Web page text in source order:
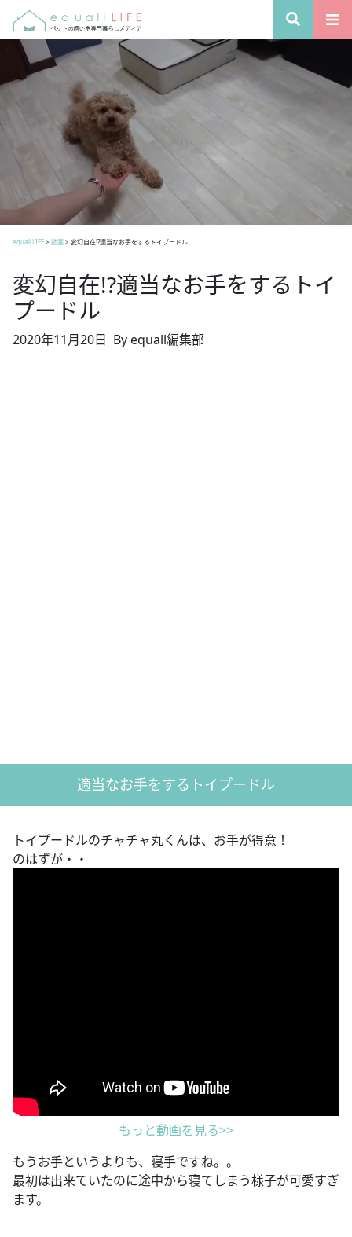
equall LIFE> 動画> 変幻自在!?適当なお手をするトイプードル
変幻自在!?適当なお手をするトイ
プードル
2020年11月20日 By equall編集部
適当なお手をするトイプードル
トイプードルのチャチャ丸くんは、お手が得意！
のはずが・・
もっと動画を見る>>
もうお手というよりも、寝手ですね。。
最初は出来ていたのに途中から寝てしまう様子が可愛すぎ
ます。